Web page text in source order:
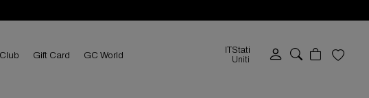
Gift Card GC World ITStati
Uniti